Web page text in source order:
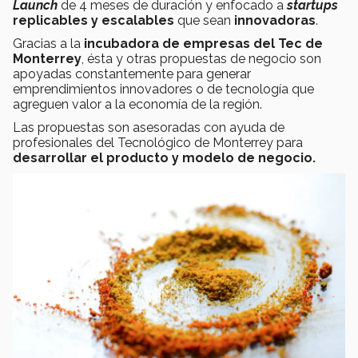
Launch de 4 meses de duración y enfocado astartups
replicables y escalables que sean innovadoras.
Gracias a la incubadora de empresas del Tec de
Monterrey , ésta y otras propuestas de negocio son
apoyadas constantemente para generar
emprendimientos innovadores o de tecnología que
agreguen valor a la economía de la región.
Las propuestas son asesoradas con ayuda de
profesionales del Tecnológico de Monterrey para
desarrollar el producto y modelo de negocio.